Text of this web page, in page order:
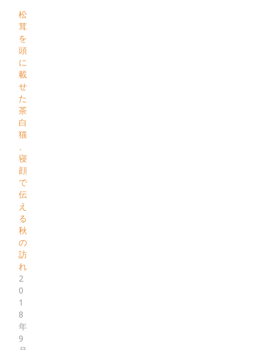
松
茸
を
頭
に
載
せ
た
茶
白
猫
寝
顔
で
伝
え
る
秋
の
訪
れ
2
0
1
8
年
9